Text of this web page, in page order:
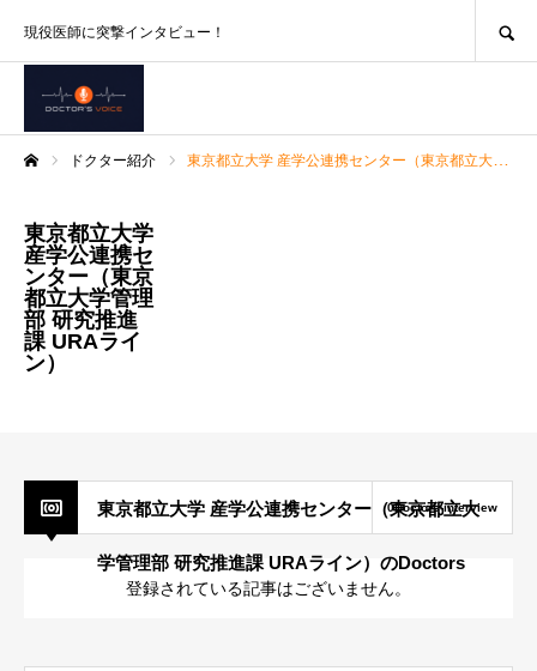
現役医師に突撃インタビュー！
ドクター紹介 東京都立大学 産学公連携センター（東京都立大学管理部 研究推進課 URAライン）
東京都立大学
産学公連携セ
ンター（東京
都立大学管理
部 研究推進
課 URAライ
ン）
東京都立大学 産学公連携センター（東京都立大
学管理部 研究推進課 URAライン）のDoctors
0Doctors-interview
登録されている記事はございません。